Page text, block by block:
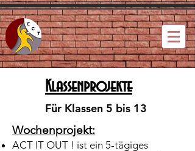
Klassenprojekte
Für Klassen 5 bis 13
Wochenprojekt:
ACT IT OUT ! ist ein 5-tägiges